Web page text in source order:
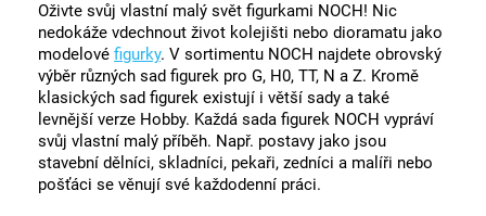
Oživte svůj vlastní malý svět figurkami NOCH! Nic
nedokáže vdechnout život kolejišti nebo dioramatu jako
modelové figurky. V sortimentu NOCH najdete obrovský
výběr různých sad figurek pro G, H0, TT, N a Z. Kromě
klasických sad figurek existují i ​​větší sady a také
levnější verze Hobby. Každá sada figurek NOCH vypráví
svůj vlastní malý příběh. Např. postavy jako jsou
stavební dělníci, skladníci, pekaři, zedníci a malíři nebo
pošťáci se věnují své každodenní práci.